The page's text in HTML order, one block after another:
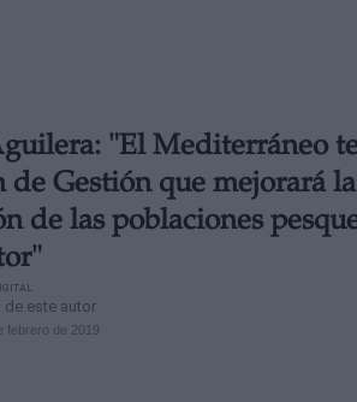
"El Mediterráneo
de Gestión que mejorará la
de las poblaciones
de este autor
febrero de 2019